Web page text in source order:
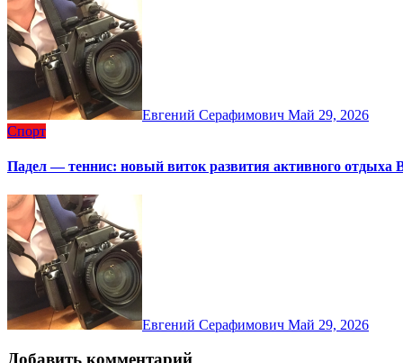
Евгений Серафимович Май 29, 2026
Спорт
Падел — теннис: новый виток развития активного отдыха
Евгений Серафимович Май 29, 2026
Добавить комментарий